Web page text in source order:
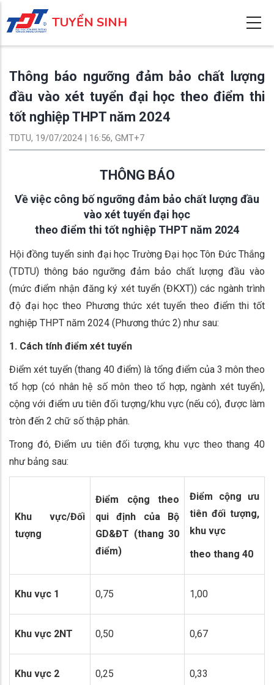
đến
nội
TUYỂN SINH
Thông báo ngưỡng đảm bảo chất lượng
đầu vào xét tuyển đại học theo điểm thi
tốt nghiệp THPT năm 2024
TDTU, 19/07/2024 | 16:56, GMT+7
THÔNG BÁO
Về việc công bố ngưỡng đảm bảo chất lượng đầu
vào xét tuyển đại học
theo điểm thi tốt nghiệp THPT năm 2024
Hội đồng tuyển sinh đại học Trường Đại học Tôn Đức Thắng
(TDTU) thông báo ngưỡng đảm bảo chất lượng đầu vào
(mức điểm nhận đăng ký xét tuyển (ĐKXT)) các ngành trình
độ đại học theo Phương thức xét tuyển theo điểm thi tốt
nghiệp THPT năm 2024 (Phương thức 2) như sau:
1. Cách tính điểm xét tuyển
Điểm xét tuyển (thang 40 điểm) là tổng điểm của 3 môn theo
tổ hợp (có nhân hệ số môn theo tổ hợp, ngành xét tuyển),
cộng với điểm ưu tiên đối tượng/khu vực (nếu có), được làm
tròn đến 2 chữ số thập phân.
Trong đó, Điểm ưu tiên đối tượng, khu vực theo thang 40
như bảng sau:
Khu vực/Đối
tượng
Điểm cộng theo
qui định của Bộ
GD&ĐT (thang 30
điểm)
Điểm cộng ưu
tiên đối tượng,
khu vực
theo thang 40
Khu vực 1 0,75 1,00
Khu vực 2NT 0,50 0,67
Khu vực 2 0,25 0,33